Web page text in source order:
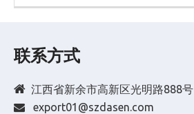
联系方式
 江西省新余市高新区光明路888号
 export01@szdasen.com